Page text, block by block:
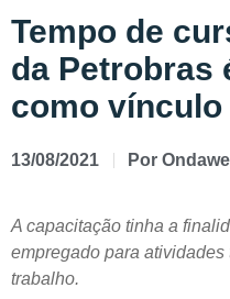
Tempo de
da Petrobras
como
13/08/2021 Por
A capacitação tinha a
empregado para
trabalho.